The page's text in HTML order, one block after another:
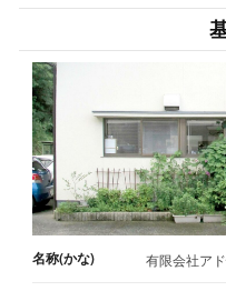
名称(かな) 有限会社ア